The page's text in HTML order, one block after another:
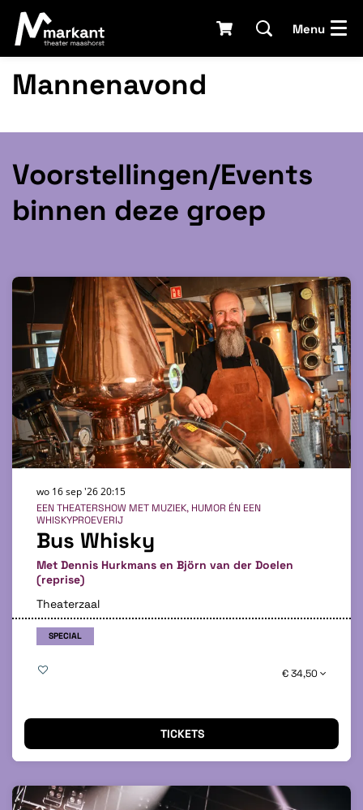
Menu
Mannenavond
Voorstellingen/Events
binnen deze groep
Bus Whisky
Met Dennis Hurkmans en Björn van der Doelen
(reprise)
EEN THEATERSHOW MET MUZIEK, HUMOR ÉN EEN
WHISKYPROEVERIJ
wo 16 sep '2620:15
Theaterzaal
SPECIAL
€ 34,50
TICKETS